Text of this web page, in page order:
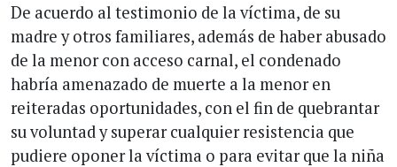
De acuerdo al testimonio de la víctima, de su
madre y otros familiares, además de haber abusado
de la menor con acceso carnal, el condenado
habría amenazado de muerte a la menor en
reiteradas oportunidades, con el fin de quebrantar
su voluntad y superar cualquier resistencia que
pudiere oponer la víctima o para evitar que la niña